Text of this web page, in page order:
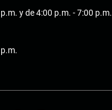
y de 4:00 p.m. - 7:00 p.m.